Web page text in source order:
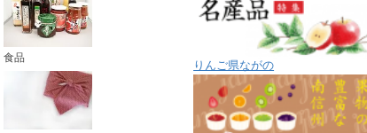
食品
りんご県ながの